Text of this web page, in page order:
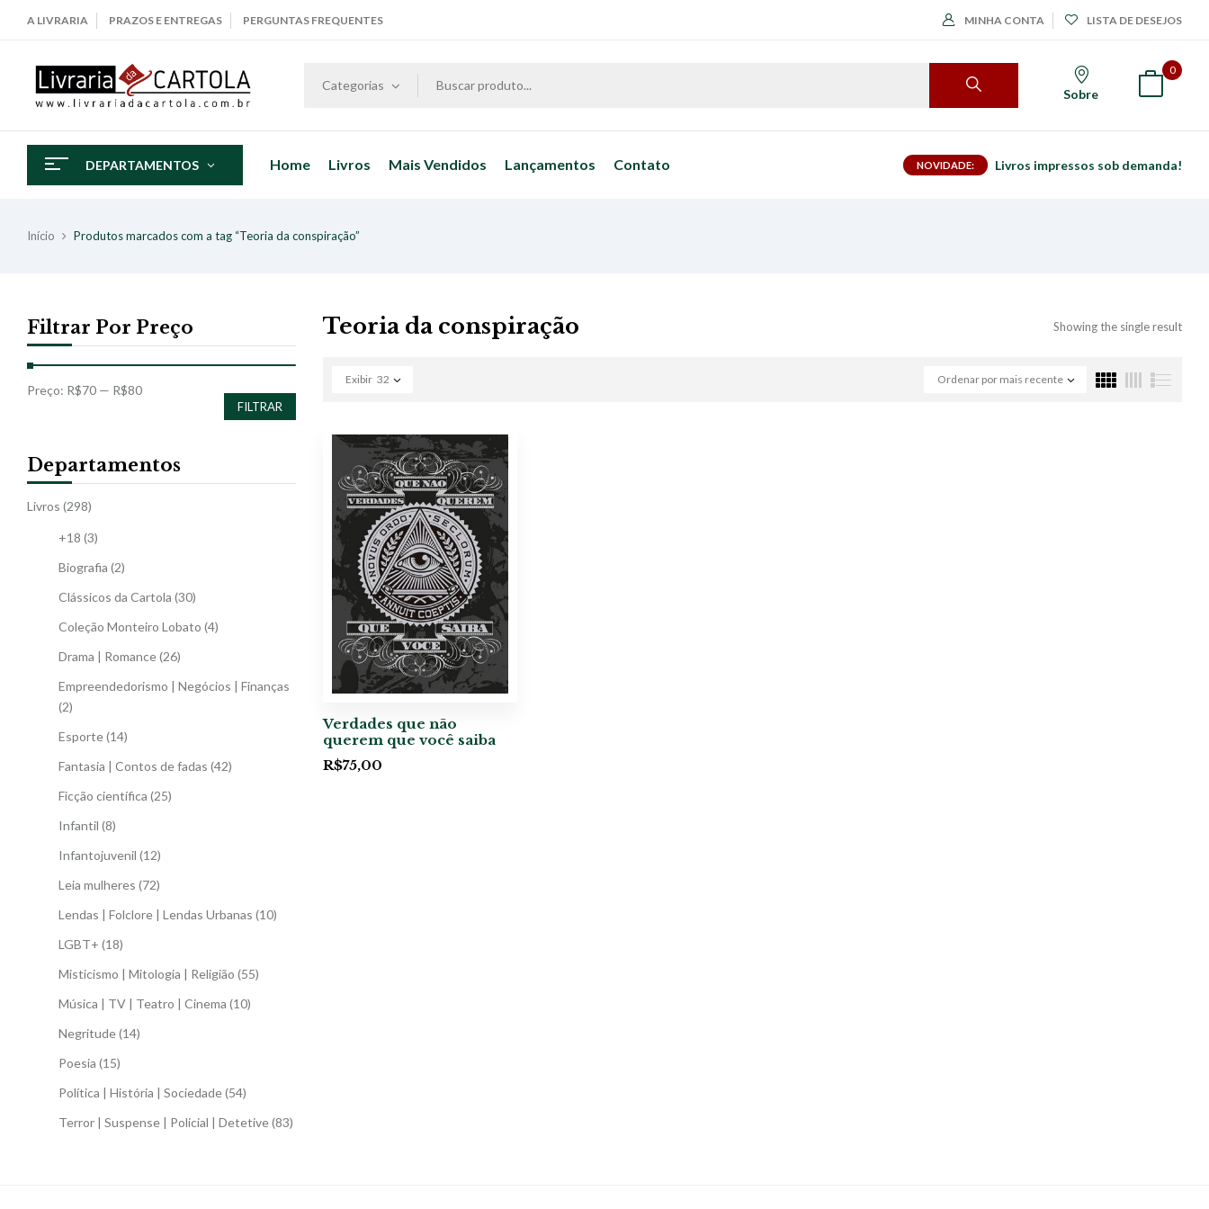
A LIVRARIA PRAZOS E ENTREGAS PERGUNTAS FREQUENTES MINHA CONTA LISTA DE DESEJOS
Categorias
Sobre
0
DEPARTAMENTOS Home Livros Mais Vendidos Lançamentos Contato NOVIDADE: Livros impressos sob demanda!
Início Produtos marcados com a tag “Teoria da conspiração”
Filtrar Por Preço
FILTRAR
Preço: R$70 — R$80
Departamentos
Livros (298)
+18 (3)
Biografia (2)
Clássicos da Cartola (30)
Coleção Monteiro Lobato (4)
Drama | Romance(26)
Empreendedorismo | Negócios | Finanças
(2)
Esporte(14)
Fantasia | Contos de fadas (42)
Ficção científica (25)
Infantil (8)
Infantojuvenil (12)
Leia mulheres (72)
Lendas | Folclore | Lendas Urbanas (10)
LGBT+ (18)
Misticismo | Mitologia | Religião (55)
Música | TV | Teatro | Cinema (10)
Negritude(14)
Poesia (15)
Política | História | Sociedade(54)
Terror | Suspense | Policial | Detetive(83)
Teoria da conspiração Showing the single result
Ordenar por mais recente
Exibir 32
Verdades que não
querem que você saiba
R$75,00